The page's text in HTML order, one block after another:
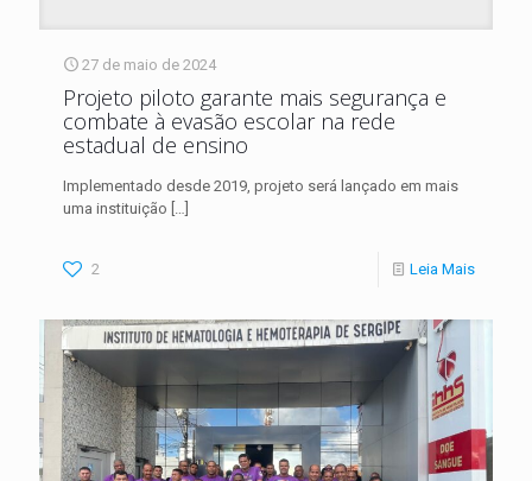
27 de maio de 2024
Projeto piloto garante mais segurança e
combate à evasão escolar na rede
estadual de ensino
Implementado desde 2019, projeto será lançado em mais
uma instituição […]
2 Leia Mais